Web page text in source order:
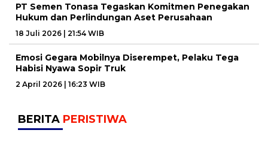
PT Semen Tonasa Tegaskan Komitmen Penegakan
Hukum dan Perlindungan Aset Perusahaan
18 Juli 2026 | 21:54 WIB
Emosi Gegara Mobilnya Diserempet, Pelaku Tega
Habisi Nyawa Sopir Truk
2 April 2026 | 16:23 WIB
BERITA PERISTIWA